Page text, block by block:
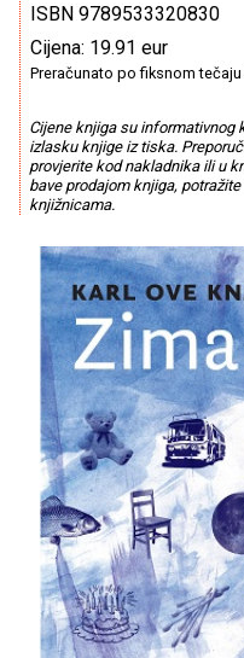
ISBN 9789533320830
Cijena: 19.91 eur
Preračunato po fiksnom
Cijene knjiga su informativnog
izlasku knjige iz tiska.
provjerite kod nakladnika ili u
bave prodajom knjiga,
knjižnicama.